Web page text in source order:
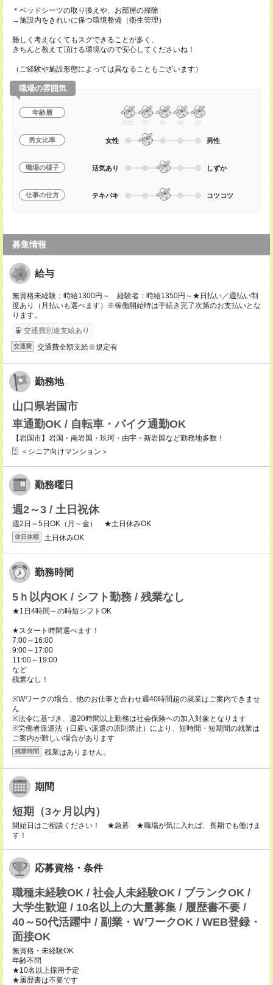
＊ベッドシーツの取り換えや、お部屋の掃除
→施設内をきれいに保つ環境整備（衛生管理）
難しく考えなくてもスグできることが多く、
きちんと教えて頂ける環境なので安心してくださいね！
（ご経験や施設形態によっては異なることもございます）
職場の雰囲気
年齢層
20代 30 40 50 60
男女比率 女性 男性
職場の様子 活気あり しずか
仕事の仕方 テキパキ コツコツ
募集情報
給与
無資格未経験：時給1300円～ 経験者：時給1350円～★日払い／週払い制
度あり（月払いも選べます）※稼働開始時は手続き完了次第のお支払いとな
ります。
交通費別途支給あり
交通費 交通費全額支給※規定有
勤務地
山口県岩国市
車通勤OK / 自転車・バイク通勤OK
【岩国市】岩国・南岩国・玖珂・由宇・新岩国など勤務地多数！
＜シニア向けマンション＞
勤務曜日
週2～3 / 土日祝休
週2日～5日OK（月～金） ★土日休みOK
休日休暇 土日休みOK
勤務時間
5ｈ以内OK / シフト勤務 / 残業なし
★1日4時間～の時短シフトOK
★スタート時間選べます！
7:00～16:00
9:00～17:00
11:00～19:00
など
残業なし！
※Wワークの場合、他のお仕事と合わせ週40時間超の就業はご案内できませ
ん
※法令に基づき、週20時間以上勤務は社会保険への加入対象となります
※労働者派遣法（日雇い派遣の原則禁止）により、短時間・短期間の就業は
ご案内が難しい場合があります
残業時間 残業はありません。
期間
短期（3ヶ月以内）
開始日はご相談ください！ ★急募 ★職場が気に入れば、長期でも働けま
す！
応募資格・条件
職種未経験OK / 社会人未経験OK / ブランクOK /
大学生歓迎 / 10名以上の大量募集 / 履歴書不要 /
40～50代活躍中 / 副業・WワークOK / WEB登録・
面接OK
無資格・未経験OK
年齢不問
★10名以上採用予定
★履歴書は不要です